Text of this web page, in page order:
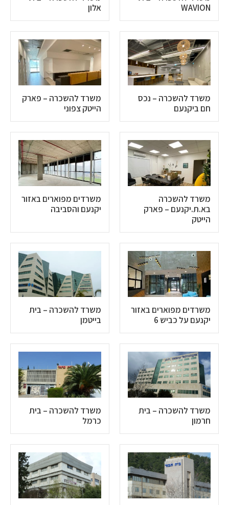
WAVION
אלון
משרד להשכרה – נכס
חם ביקנעם
משרד להשכרה – פארק
הייטק צפוני
משרד להשכרה
בא.ת.יקנעם – פארק
הייטק
משרדים מפוארים באזור
יקנעם והסביבה
משרדים מפוארים באזור
יקנעם על כביש 6
משרד להשכרה – בית
בייטמן
משרד להשכרה – בית
חרמון
משרד להשכרה – בית
כרמל